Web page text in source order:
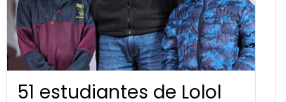
51 estudiantes de Lolol